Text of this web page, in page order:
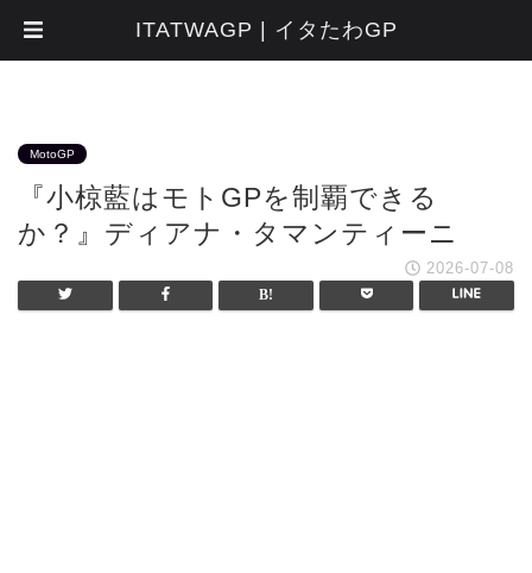
MotoGP
『小椋藍はモトGPを制覇できる
か？』ディアナ・タマンティーニ
2026-07-08
ITATWAGP | イタたわGP